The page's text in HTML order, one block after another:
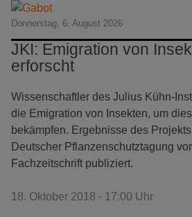
Donnerstag, 6. August 2026
JKI: Emigration von
erforscht
Wissenschaftler des Julius Kühn-
die Emigration von Insekten, um
bekämpfen. Ergebnisse des
Deutscher Pflanzenschutztagung
Fachzeitschrift publiziert.
18. Oktober 2018 - 17:00 Uhr